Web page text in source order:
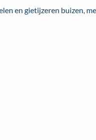
en gietijzeren buizen,